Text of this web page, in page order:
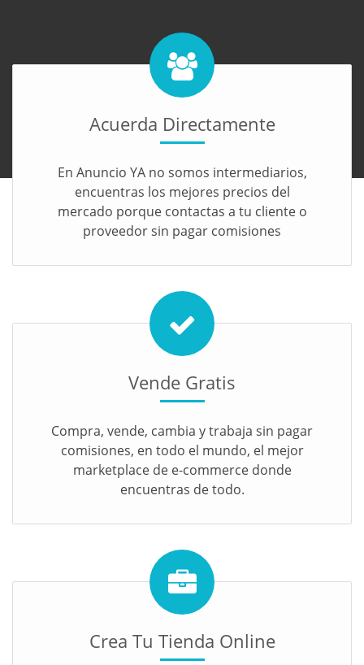
Acuerda Directamente
En Anuncio YA no somos intermediarios,
encuentras los mejores precios del
mercado porque contactas a tu cliente o
proveedor sin pagar comisiones
Vende Gratis
Compra, vende, cambia y trabaja sin pagar
comisiones, en todo el mundo, el mejor
marketplace de e-commerce donde
encuentras de todo.
Crea Tu Tienda Online